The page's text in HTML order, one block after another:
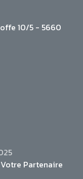
10/5 - 5660
Partenaire